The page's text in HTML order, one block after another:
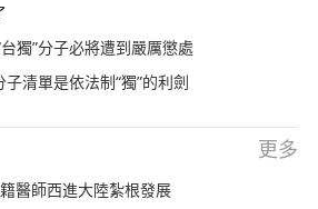
獨”分子必將遭到嚴厲懲處
清單是依法制“獨”的利劍
更多
醫師西進大陸紮根發展